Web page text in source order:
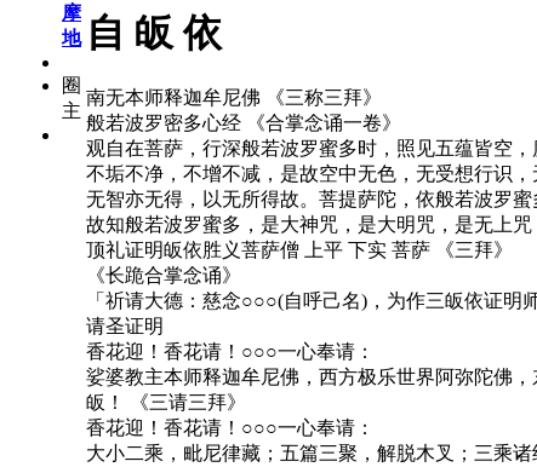
摩
地
圈
主
自 皈 依
南无本师释迦牟尼佛 《三称三拜》
般若波罗密多心经 《合掌念诵一卷》
观自在菩萨，行深般若波罗蜜多时，照见五蕴皆空
不垢不净，不增不减，是故空中无色，无受想行识
无智亦无得，以无所得故。菩提萨陀，依般若波罗
故知般若波罗蜜多，是大神咒，是大明咒，是无上
顶礼证明皈依胜义菩萨僧 上平 下实 菩萨 《三拜》
《长跪合掌念诵》
「祈请大德：慈念○○○(自呼己名)，为作三皈依证明
请圣证明
香花迎！香花请！○○○一心奉请：
娑婆教主本师释迦牟尼佛，西方极乐世界阿弥陀佛
皈！ 《三请三拜》
香花迎！香花请！○○○一心奉请：
大小二乘，毗尼律藏；五篇三聚，解脱木叉；三乘